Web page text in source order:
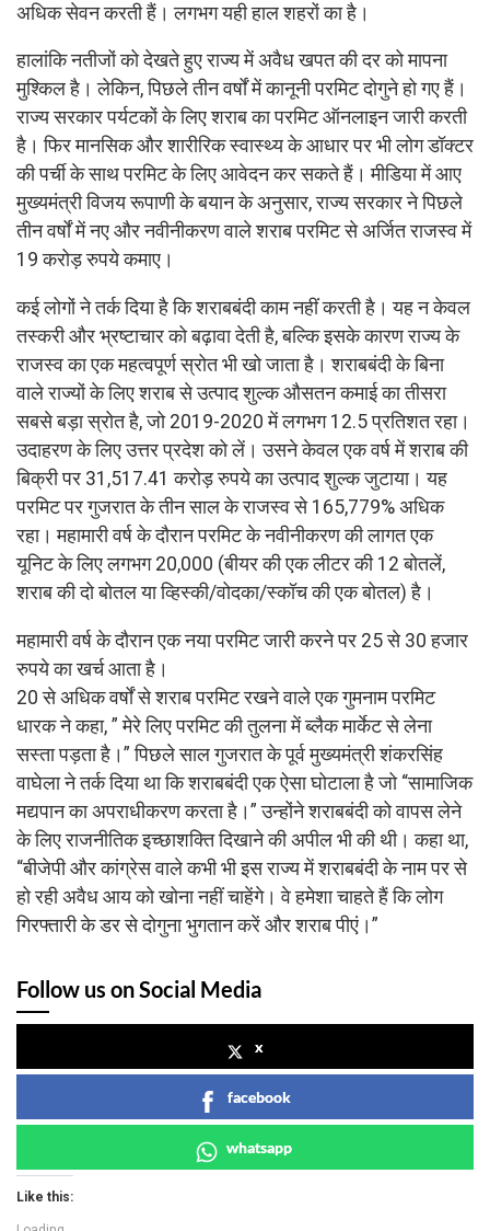
अधिक सेवन करती हैं। लगभग यही हाल शहरों का है।
हालांकि नतीजों को देखते हुए राज्य में अवैध खपत की दर को मापना
मुश्किल है। लेकिन, पिछले तीन वर्षों में कानूनी परमिट दोगुने हो गए हैं।
राज्य सरकार पर्यटकों के लिए शराब का परमिट ऑनलाइन जारी करती
है। फिर मानसिक और शारीरिक स्वास्थ्य के आधार पर भी लोग डॉक्टर
की पर्ची के साथ परमिट के लिए आवेदन कर सकते हैं। मीडिया में आए
मुख्यमंत्री विजय रूपाणी के बयान के अनुसार, राज्य सरकार ने पिछले
तीन वर्षों में नए और नवीनीकरण वाले शराब परमिट से अर्जित राजस्व में
19 करोड़ रुपये कमाए।
कई लोगों ने तर्क दिया है कि शराबबंदी काम नहीं करती है। यह न केवल
तस्करी और भ्रष्टाचार को बढ़ावा देती है, बल्कि इसके कारण राज्य के
राजस्व का एक महत्वपूर्ण स्रोत भी खो जाता है। शराबबंदी के बिना
वाले राज्यों के लिए शराब से उत्पाद शुल्क औसतन कमाई का तीसरा
सबसे बड़ा स्रोत है, जो 2019-2020 में लगभग 12.5 प्रतिशत रहा।
उदाहरण के लिए उत्तर प्रदेश को लें। उसने केवल एक वर्ष में शराब की
बिक्री पर 31,517.41 करोड़ रुपये का उत्पाद शुल्क जुटाया। यह
परमिट पर गुजरात के तीन साल के राजस्व से 165,779% अधिक
रहा। महामारी वर्ष के दौरान परमिट के नवीनीकरण की लागत एक
यूनिट के लिए लगभग 20,000 (बीयर की एक लीटर की 12 बोतलें,
शराब की दो बोतल या व्हिस्की/वोदका/स्कॉच की एक बोतल) है।
महामारी वर्ष के दौरान एक नया परमिट जारी करने पर 25 से 30 हजार
रुपये का खर्च आता है।
20 से अधिक वर्षों से शराब परमिट रखने वाले एक गुमनाम परमिट
धारक ने कहा, ” मेरे लिए परमिट की तुलना में ब्लैक मार्केट से लेना
सस्ता पड़ता है।” पिछले साल गुजरात के पूर्व मुख्यमंत्री शंकरसिंह
वाघेला ने तर्क दिया था कि शराबबंदी एक ऐसा घोटाला है जो “सामाजिक
मद्यपान का अपराधीकरण करता है।” उन्होंने शराबबंदी को वापस लेने
के लिए राजनीतिक इच्छाशक्ति दिखाने की अपील भी की थी। कहा था,
“बीजेपी और कांग्रेस वाले कभी भी इस राज्य में शराबबंदी के नाम पर से
हो रही अवैध आय को खोना नहीं चाहेंगे। वे हमेशा चाहते हैं कि लोग
गिरफ्तारी के डर से दोगुना भुगतान करें और शराब पीएं।”
Follow us on Social Media
x
facebook
whatsapp
Like this: